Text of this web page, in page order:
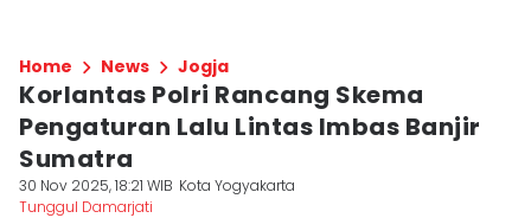
Home News Jogja
Korlantas Polri Rancang Skema
Pengaturan Lalu Lintas Imbas Banjir
Sumatra
30 Nov 2025, 18:21 WIB Kota Yogyakarta
Tunggul Damarjati